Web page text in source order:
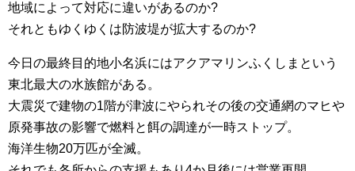
地域によって対応に違いがあるのか?
それともゆくゆくは防波堤が拡大するのか?
今日の最終目的地小名浜にはアクアマリンふくしまという
東北最大の水族館がある。
大震災で建物の1階が津波にやられその後の交通網のマヒや
原発事故の影響で燃料と餌の調達が一時ストップ。
海洋生物20万匹が全滅。